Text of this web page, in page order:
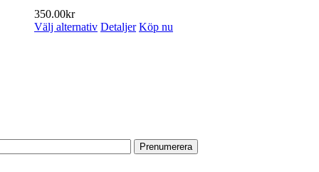
350.00kr
Välj alternativ Den
kan
väljas
Detaljer Köp nu